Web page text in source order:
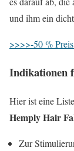
und ihm ein
>>>>-50 %
Indikationen
Hier ist eine
Hemply Hair
Zur